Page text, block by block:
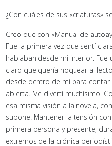
¿Con cuáles de sus «criaturas»
Creo que con «Manual de
Fue la primera vez que sentí
hablaban desde mi interior. Fue
claro que quería noquear al
desde dentro de mí para contar
abierta. Me divertí muchísimo.
esa misma visión a la novela,
supone. Mantener la tensión
primera persona y presente,
extremos de la crónica